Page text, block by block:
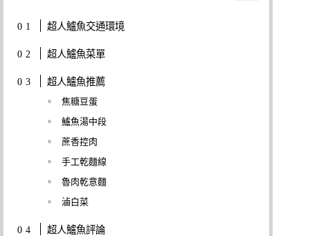
超人鱸魚交通環境
超人鱸魚菜單
超人鱸魚推薦
焦糖豆蛋
鱸魚湯中段
蔗香控肉
手工乾麵線
魯肉乾意麵
滷白菜
超人鱸魚評論